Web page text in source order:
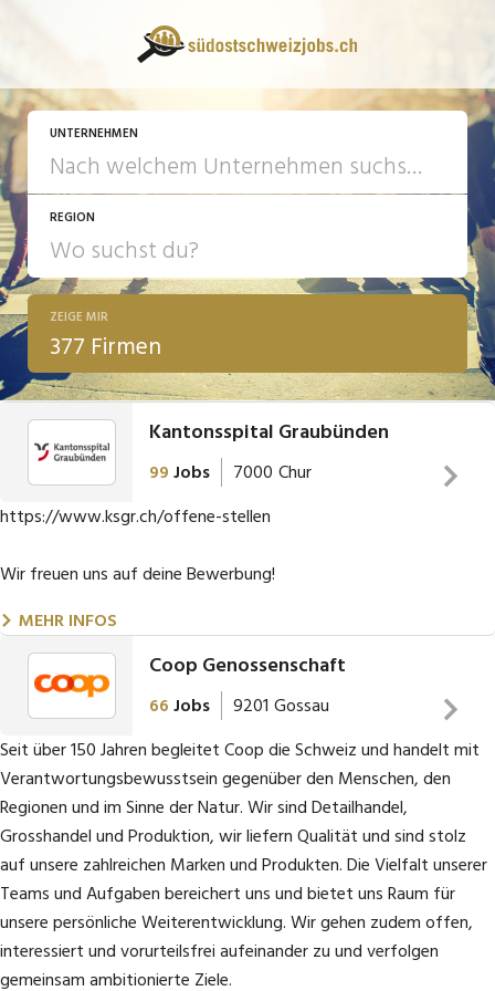
UNTERNEHMEN
REGION
ZEIGE MIR
377 Firmen
Kantonsspital Graubünden
99Jobs 7000 Chur
Über das Unternehmen
Das Kantonsspital Graubünden in Chur ist die grösste private
Südostschweiz bieten wir vielseitige, hoch qulifizierte und
interessante Arbeitsplätze an.
Mit rund 3'200 Superkräften die bei uns arbeiten, verfügen wir
über eine attraktive Grösse: wir sind klein genug, dass jede
Mitarbeiterin und jeder Mitarbeiter noch spürt, dass ihr bzw. sein
Einstz zählt. Wir sind aber gross genug, modernste Ausstattung
und Methoden zu finanzieren, um Spitzenmedizin anzubieten.
Damit ermöglichen wir auch interessante Karrierepfade.
Bei uns im Kantonsspital gibt es viele spannende Jobs, nicht nur
die im medizinischen Bereich. Wir bieten insgesamt über 50
verschiedenen Berufe an - in der Pflege, in der Administration und
https://www.ksgr.ch/offene-stellen
Wir freuen uns auf deine Bewerbung!
MEHR INFOS
Coop Genossenschaft
66Jobs 9201 Gossau
Arbeiten, wo das Leben passiert
Seit über 150 Jahren begleitet Coop die Schweiz und handelt mit
Verantwortungsbewusstsein gegenüber den Menschen, den
Regionen und im Sinne der Natur. Wir sind Detailhandel,
Grosshandel und Produktion, wir liefern Qualität und sind stolz
auf unsere zahlreichen Marken und Produkten. Die Vielfalt unserer
Teams und Aufgaben bereichert uns und bietet uns Raum für
unsere persönliche Weiterentwicklung. Wir gehen zudem offen,
interessiert und vorurteilsfrei aufeinander zu und verfolgen
gemeinsam ambitionierte Ziele.